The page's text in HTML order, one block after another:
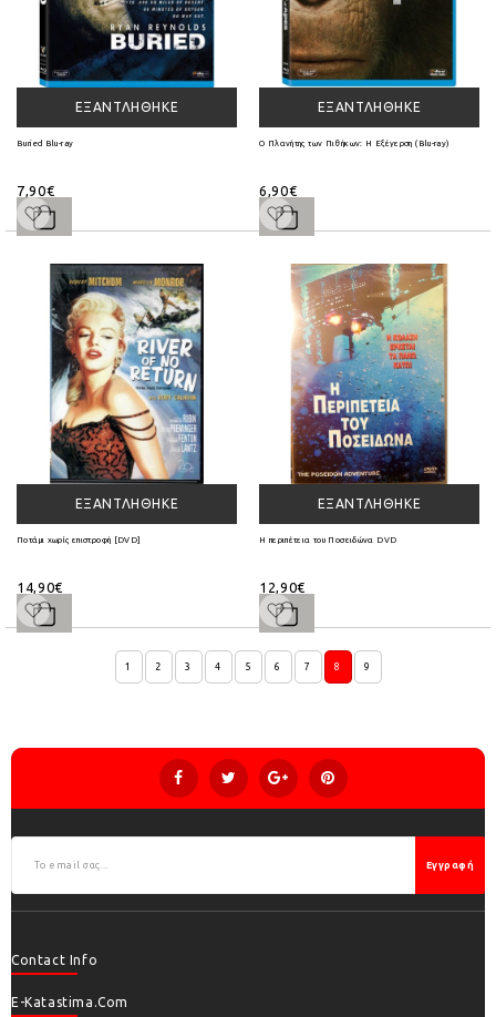
ΕΞΑΝΤΛΉΘΗΚΕ
Buried Blu-ray
7,90€
ΕΞΑΝΤΛΉΘΗΚΕ
Ο Πλανήτης των Πιθήκων: Η Εξέγερση (Blu-ray)
6,90€
ΕΞΑΝΤΛΉΘΗΚΕ
Ποτάμι χωρίς επιστροφή [DVD]
14,90€
ΕΞΑΝΤΛΉΘΗΚΕ
Η περιπέτεια του Ποσειδώνα DVD
12,90€
1 2 3 4 5 6 7 8 9
Εγγραφή
Contact Info
E-Katastima.com